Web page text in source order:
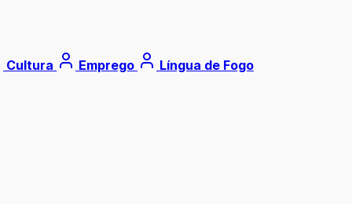
Cultura Emprego Língua de Fogo